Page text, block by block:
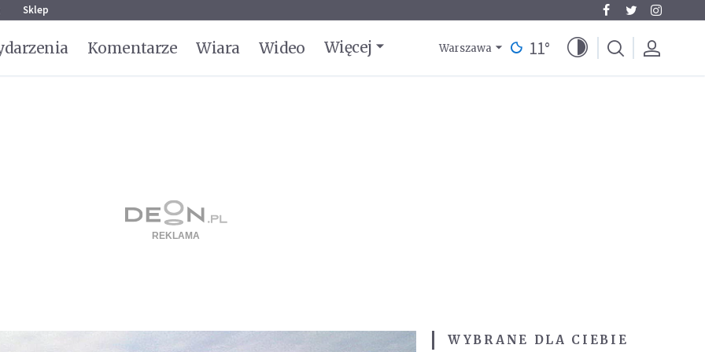
Sklep
Komentarze Wiara Wideo Więcej Warszawa 11°
WYBRANE DLA CIEBIE